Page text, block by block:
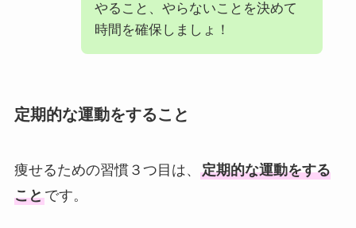
やること、やらないことを決めて
時間を確保しましょ！
定期的な運動をすること
痩せるための習慣３つ目は、 定期的な運動をする
ことです。